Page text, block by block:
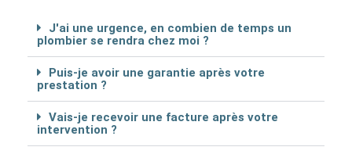
J'ai une urgence, en combien de temps un
plombier se rendra chez moi ?
Puis-je avoir une garantie après votre
prestation ?
Vais-je recevoir une facture après votre
intervention ?